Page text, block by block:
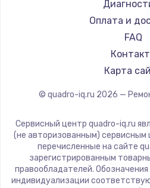
Оплата и
FAQ
Карта
© quadro-iq.ru 2026 —
Сервисный центр quadro-iq.ru
(не авторизованным) сервисным
перечисленные на сайте
зарегистрированным
правообладателей.
индивидуализации